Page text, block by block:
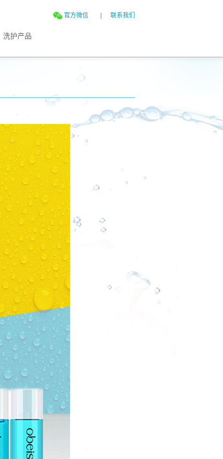
官方微信 联系我们
洗护产品